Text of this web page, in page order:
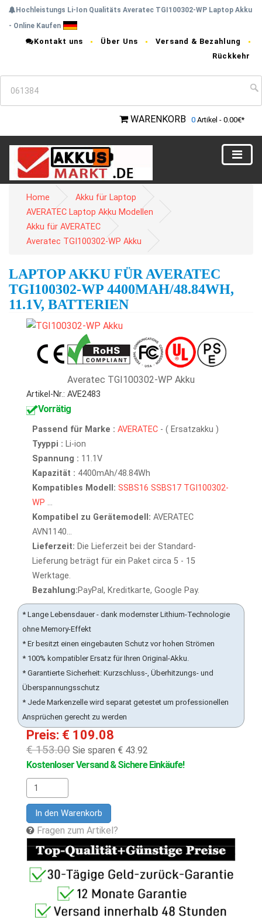
Hochleistungs Li-Ion Qualitäts Averatec TGI100302-WP Laptop Akku
- Online Kaufen
Kontakt uns Über Uns
Versand & Bezahlung
Rückkehr
WARENKORB 0 Artikel - 0.00€*
Home
Akku für Laptop
AVERATEC Laptop Akku Modellen
Akku für AVERATEC
Averatec TGI100302-WP Akku
LAPTOP AKKU FÜR AVERATEC
TGI100302-WP 4400MAH/48.84WH,
11.1V, BATTERIEN
Averatec TGI100302-WP Akku
Artikel-Nr.: AVE2483
Vorrätig
Passend für Marke : AVERATEC - ( Ersatzakku )
Tyyppi : Li-ion
Spannung : 11.1V
Kapazität : 4400mAh/48.84Wh
Kompatibles Modell: SSBS16 SSBS17 TGI100302-
WP ...
Kompatibel zu Gerätemodell: AVERATEC
AVN1140...
Lieferzeit: Die Lieferzeit bei der Standard-
Lieferung beträgt für ein Paket circa 5 - 15
Werktage.
Bezahlung:PayPal, Kreditkarte, Google Pay.
* Lange Lebensdauer - dank modernster Lithium-Technologie
ohne Memory-Effekt
* Er besitzt einen eingebauten Schutz vor hohen Strömen
* 100% kompatibler Ersatz für Ihren Original-Akku.
* Garantierte Sicherheit: Kurzschluss-, Überhitzungs- und
Überspannungsschutz
* Jede Markenzelle wird separat getestet um professionellen
Ansprüchen gerecht zu werden
Preis: € 109.08
€ 153.00 Sie sparen € 43.92
Kostenloser Versand & Sichere Einkäufe!
In den Warenkorb
Fragen zum Artikel?